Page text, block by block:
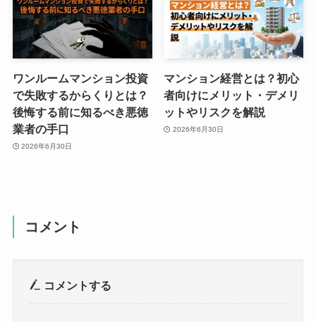
ワンルームマンション投資
で失敗するからくりとは？
後悔する前に知るべき悪徳
業者の手口
2026年6月30日
マンション経営とは？初心
者向けにメリット・デメリ
ットやリスクを解説
2026年6月30日
コメント
コメントする